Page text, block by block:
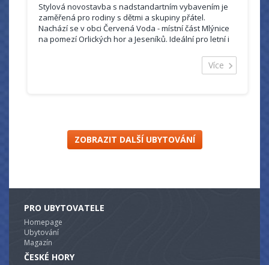
Stylová novostavba s nadstandartním vybavením je
zaměřená pro rodiny s dětmi a skupiny přátel.
Nachází se v obci Červená Voda - místní část Mlýnice
na pomezí Orlických hor a Jeseníků. Ideální pro letní i
V blízkosti se nachází spousta atrakcí a zajímavých
výletů, jako jsou např. rozhledny na Suchém Vrchu,
Více
ZOBRAZIT DALŠÍ UBYTOVÁNÍ
PRO UBYTOVATELE
Homepage
Ubytování
Magazín
ČESKÉ HORY